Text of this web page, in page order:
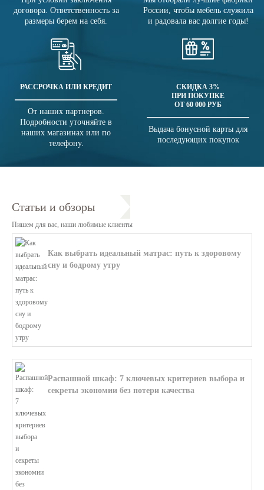
договора. Ответственность за
размеры берем на себя.
России, чтобы мебель служила
и радовала вас долгие годы!
РАССРОЧКА ИЛИ КРЕДИТ
От наших партнеров.
Подробности уточняйте в
наших магазинах или по
телефону.
СКИДКА 3%
ПРИ ПОКУПКЕ
ОТ 60 000 РУБ
Выдача бонусной карты для
последующих покупок
Статьи и обзоры
Пишем для вас, наши любимые клиенты
Как выбрать идеальный матрас: путь к здоровому
сну и бодрому утру
Распашной шкаф: 7 ключевых критериев выбора и
секреты экономии без потери качества